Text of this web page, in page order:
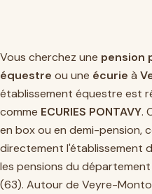
Vous cherchez une pension
équestre ou une écurie à
établissement équestre est
comme ECURIES PONTAVY.
en box ou en demi-pension,
directement l'établissement
les pensions du département
(63). Autour de Veyre-